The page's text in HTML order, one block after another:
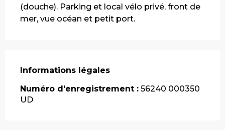
(douche). Parking et local vélo privé, front de
mer, vue océan et petit port.
Informations légales
Informations légales
Numéro d'enregistrement : 56240 000350
UD